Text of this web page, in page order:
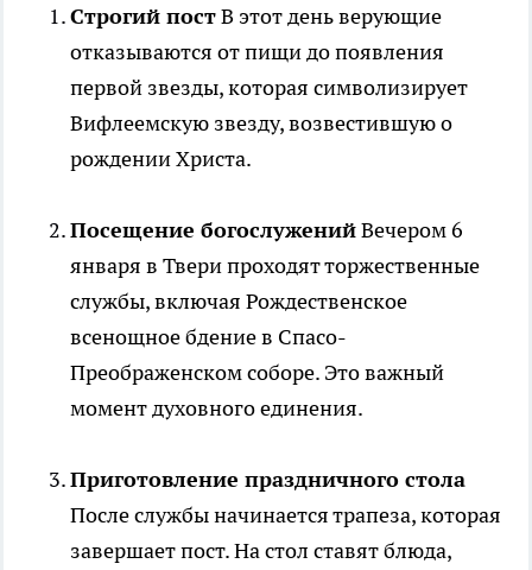
Строгий постВ этот день верующие
отказываются от пищи до появления
первой звезды, которая символизирует
Вифлеемскую звезду, возвестившую о
рождении Христа.
Посещение богослуженийВечером 6
января в Твери проходят торжественные
службы, включая Рождественское
всенощное бдение в Спасо-
Преображенском соборе. Это важный
момент духовного единения.
Приготовление праздничного стола
После службы начинается трапеза, которая
завершает пост. На стол ставят блюда,